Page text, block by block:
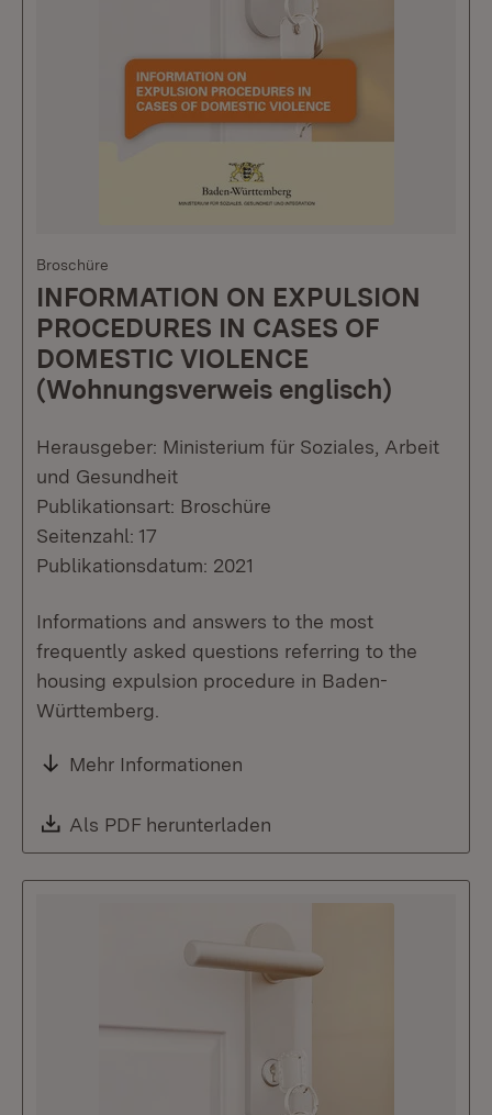
Broschüre
INFORMATION ON EXPULSION
PROCEDURES IN CASES OF
DOMESTIC VIOLENCE
(Wohnungsverweis englisch)
Herausgeber: Ministerium für Soziales, Arbeit
und Gesundheit
Publikationsart: Broschüre
Seitenzahl: 17
Publikationsdatum: 2021
Informations and answers to the most
frequently asked questions referring to the
housing expulsion procedure in Baden-
Württemberg.
Mehr Informationen
Download:
Als PDF herunterladen